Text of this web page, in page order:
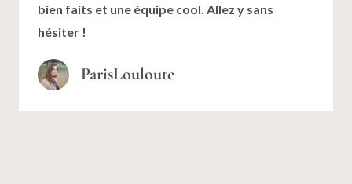
bien faits et une équipe cool. Allez y sans
hésiter !
ParisLouloute